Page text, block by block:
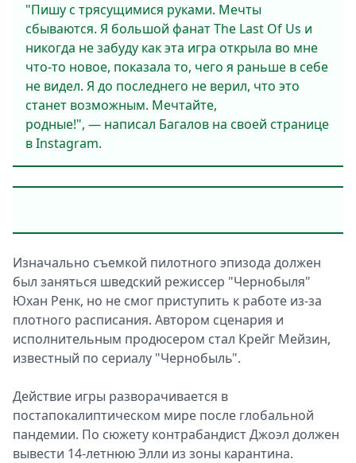
"Пишу с трясущимися руками. Мечты
сбываются. Я большой фанат The Last Of Us и
никогда не забуду как эта игра открыла во мне
что-то новое, показала то, чего я раньше в себе
не видел. Я до последнего не верил, что это
станет возможным. Мечтайте,
родные!", — написал Багалов на своей странице
в Instagram.
Изначально съемкой пилотного эпизода должен
был заняться шведский режиссер "Чернобыля"
Юхан Ренк, но не смог приступить к работе из-за
плотного расписания. Автором сценария и
исполнительным продюсером стал Крейг Мейзин,
известный по сериалу "Чернобыль".
Действие игры разворачивается в
постапокалиптическом мире после глобальной
пандемии. По сюжету контрабандист Джоэл должен
вывести 14-летнюю Элли из зоны карантина.